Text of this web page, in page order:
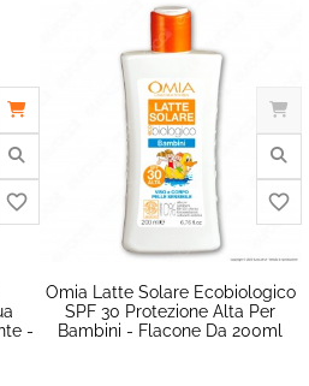
-
Omia Latte Solare Ecobiologico
SPF 30 Protezione Alta Per
Bambini - Flacone Da 200ml